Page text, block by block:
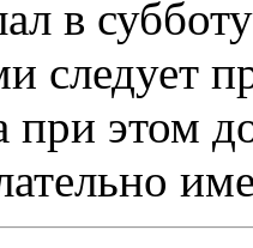
в
следует
при этом